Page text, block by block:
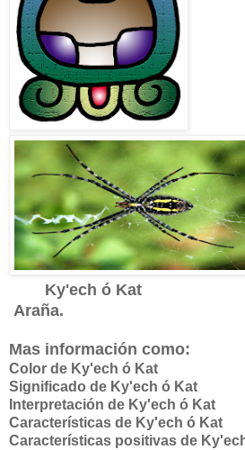
Ky'ech
Araña.
Mas información como:
Color de Ky'ech ó Kat
Significado de Ky'ech ó Kat
Interpretación de Ky'ech ó Kat
Características de Ky'ech ó Kat
Características positivas de